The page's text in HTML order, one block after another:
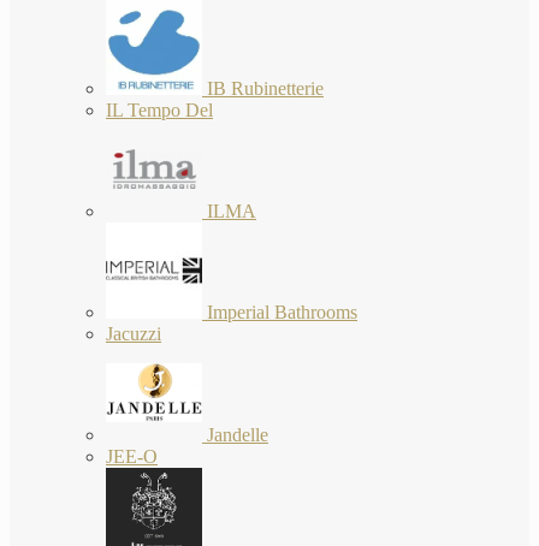
IB Rubinetterie
IL Tempo Del
ILMA
Imperial Bathrooms
Jacuzzi
Jandelle
JEE-O